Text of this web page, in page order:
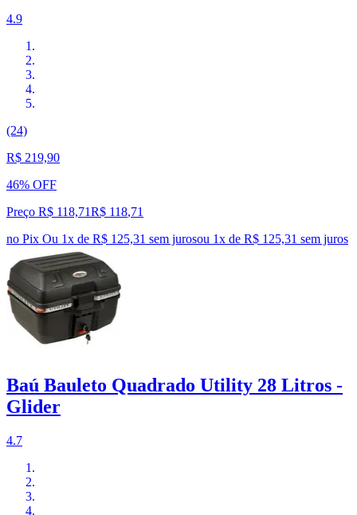
4.9
(24)
R$ 219,90
46% OFF
Preço R$ 118,71R$ 118,71
no Pix Ou 1x de R$ 125,31 sem jurosou 1x de R$ 125,31 sem juros
Baú Bauleto Quadrado Utility 28 Litros -
Glider
4.7